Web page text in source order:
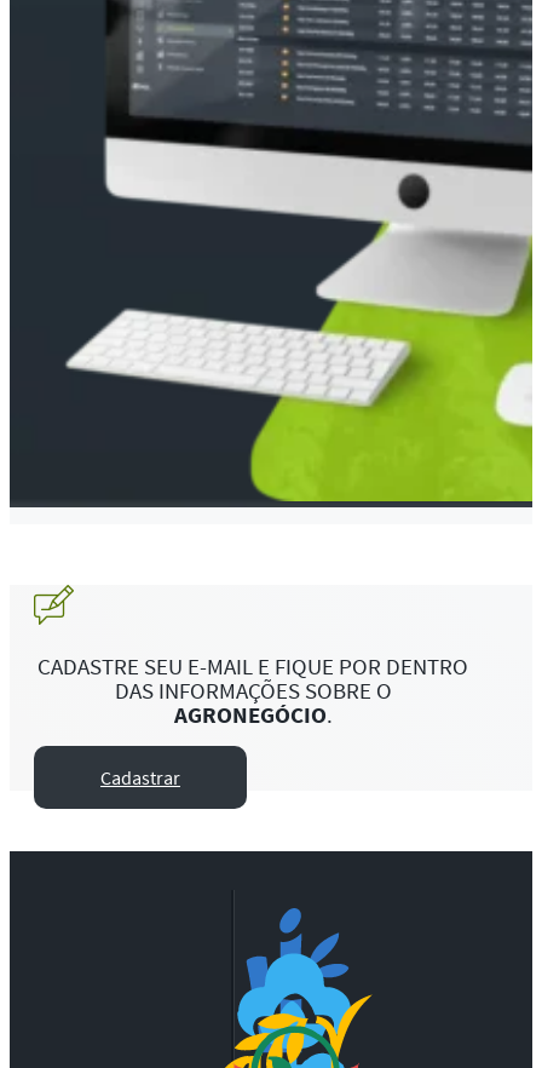
CADASTRE SEU E-MAIL E FIQUE POR DENTRO
DAS INFORMAÇÕES SOBRE O
AGRONEGÓCIO.
Cadastrar